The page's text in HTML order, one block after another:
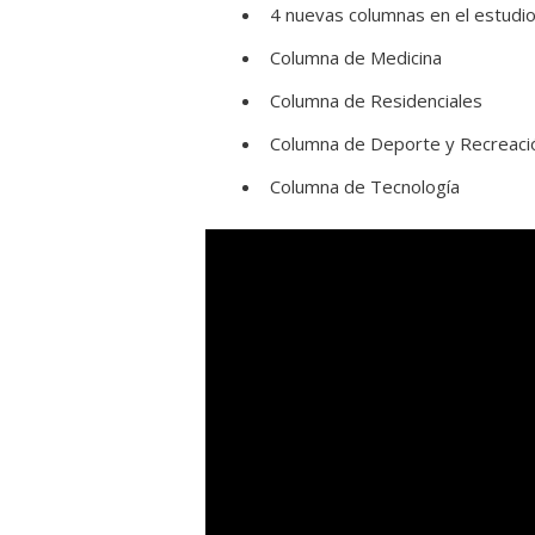
4 nuevas columnas en el
Columna de Medicina
Columna de Residenciales
Columna de Deporte y
Columna de Tecnología